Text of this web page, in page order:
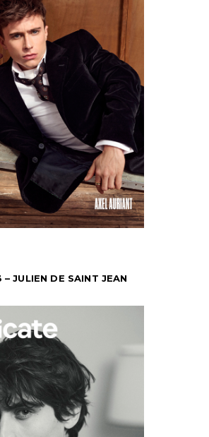
JULIEN DE SAINT JEAN